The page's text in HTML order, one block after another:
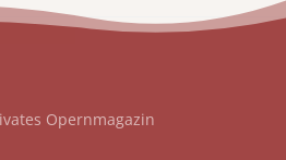
Opernmagazin